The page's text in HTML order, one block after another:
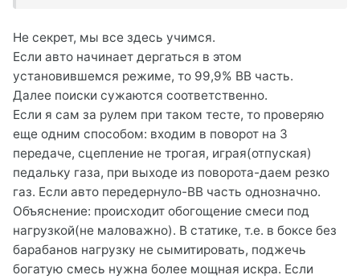
Не секрет, мы все здесь учимся.
Если авто начинает дергаться в этом
установившемся режиме, то 99,9% ВВ часть.
Далее поиски сужаются соответственно.
Если я сам за рулем при таком тесте, то проверяю
еще одним способом: входим в поворот на 3
передаче, сцепление не трогая, играя(отпуская)
педальку газа, при выходе из поворота-даем резко
газ. Если авто передернуло-ВВ часть однозначно.
Объяснение: происходит обогощение смеси под
нагрузкой(не маловажно). В статике, т.е. в боксе без
барабанов нагрузку не сымитировать, поджечь
богатую смесь нужна более мощная искра. Если